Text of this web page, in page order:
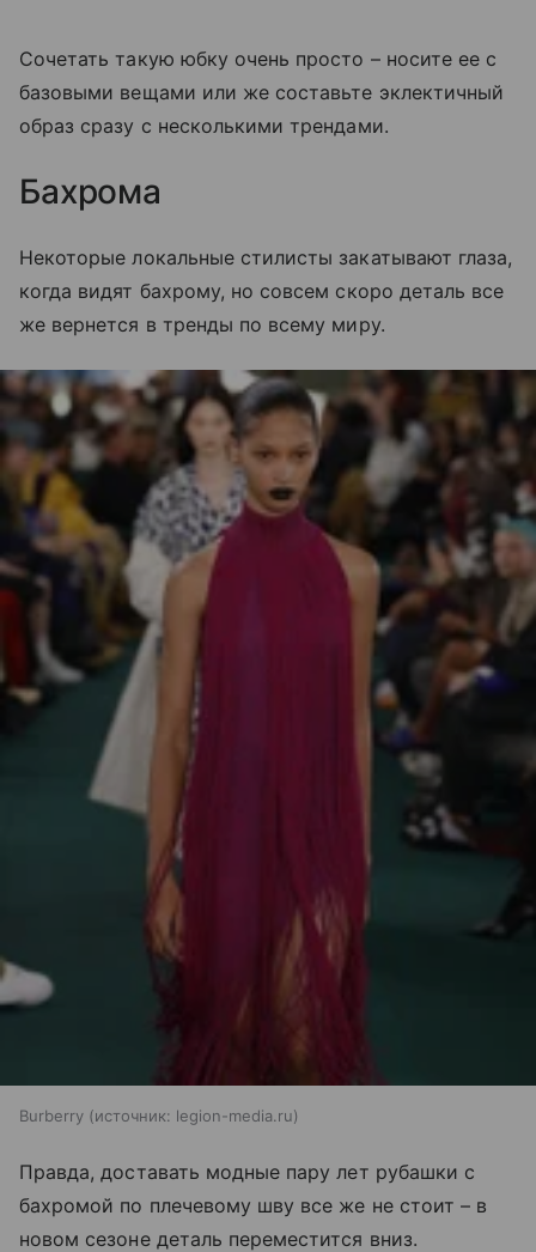
Сочетать такую юбку очень просто – носите ее с
базовыми вещами или же составьте эклектичный
образ сразу с несколькими трендами.
Бахрома
Некоторые локальные стилисты закатывают глаза,
когда видят бахрому, но совсем скоро деталь все
же вернется в тренды по всему миру.
Burberry источник: legion-media.ru
Правда, доставать модные пару лет рубашки с
бахромой по плечевому шву все же не стоит – в
новом сезоне деталь переместится вниз.